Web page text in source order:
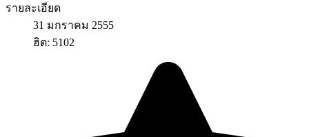
รายละเอียด
31 มกราคม 2555
ฮิต: 5102